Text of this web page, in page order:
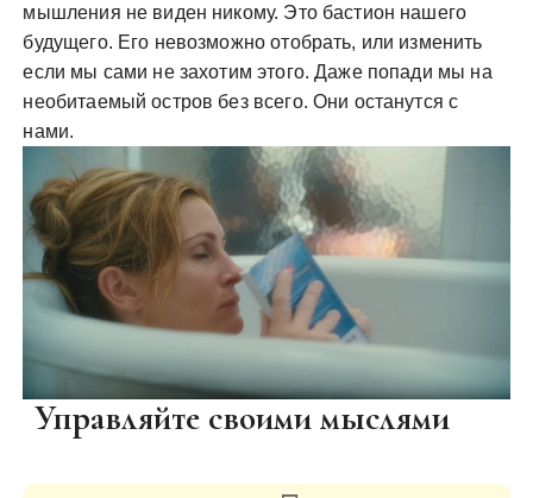
мышления не виден никому. Это бастион нашего
будущего. Его невозможно отобрать, или изменить
если мы сами не захотим этого. Даже попади мы на
необитаемый остров без всего. Они останутся с
нами.
Управляйте своими мыслями